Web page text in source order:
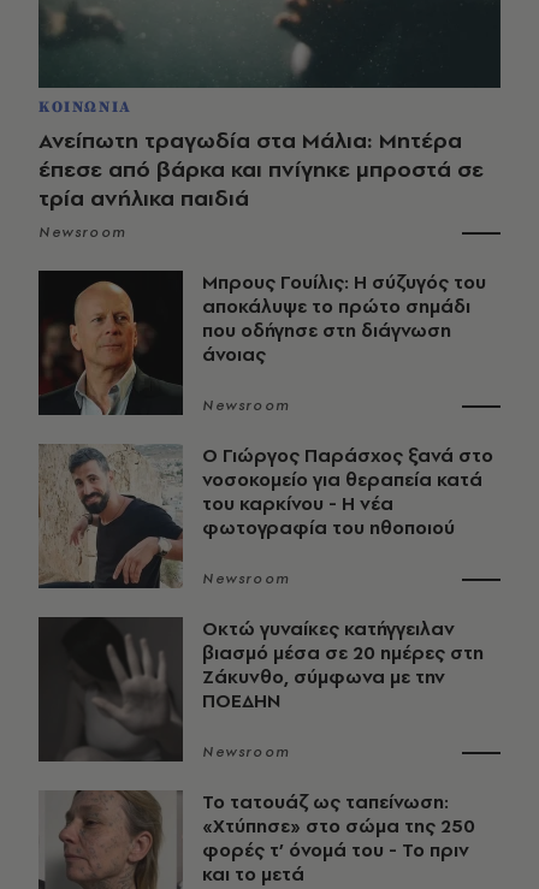
ΚΟΙΝΩΝΙΑ
Ανείπωτη τραγωδία στα Μάλια: Μητέρα
έπεσε από βάρκα και πνίγηκε μπροστά σε
τρία ανήλικα παιδιά
Newsroom
Μπρους Γουίλις: Η σύζυγός του
αποκάλυψε το πρώτο σημάδι
που οδήγησε στη διάγνωση
άνοιας
Newsroom
O Γιώργος Παράσχος ξανά στο
νοσοκομείο για θεραπεία κατά
του καρκίνου - Η νέα
φωτογραφία του ηθοποιού
Newsroom
Οκτώ γυναίκες κατήγγειλαν
βιασμό μέσα σε 20 ημέρες στη
Ζάκυνθο, σύμφωνα με την
ΠΟΕΔΗΝ
Newsroom
Το τατουάζ ως ταπείνωση:
«Χτύπησε» στο σώμα της 250
φορές τ’ όνομά του - Το πριν
και το μετά